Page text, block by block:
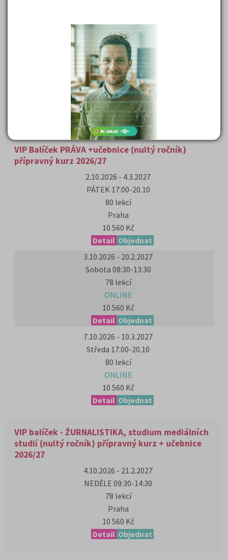
5 590 Kč
Detail Objednat
10.1.2027 - 7.3.2027
NEDĚLE 08.30-13.30
36 lekcí
ONLINE
5 590 Kč
Detail
Objednat
VIP Balíček PRÁVA +učebnice (nultý ročník)
přípravný kurz 2026/27
2.10.2026 - 4.3.2027
PÁTEK 17.00-20.10
80 lekcí
Praha
10 560 Kč
Detail Objednat
3.10.2026 - 20.2.2027
Sobota 08:30-13:30
78 lekcí
ONLINE
10 560 Kč
Detail Objednat
7.10.2026 - 10.3.2027
Středa 17.00-20.10
80 lekcí
ONLINE
10 560 Kč
Detail Objednat
VIP balíček - ŽURNALISTIKA, studium mediálních
studií (nultý ročník) přípravný kurz + učebnice
2026/27
4.10.2026 - 21.2.2027
NEDĚLE 09:30-14:30
78 lekcí
Praha
10 560 Kč
Detail Objednat